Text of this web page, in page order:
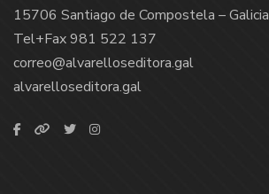
15706 Santiago de Compostela – Galicia
Tel+Fax 981 522 137
correo@alvarelloseditora.gal
alvarelloseditora.gal